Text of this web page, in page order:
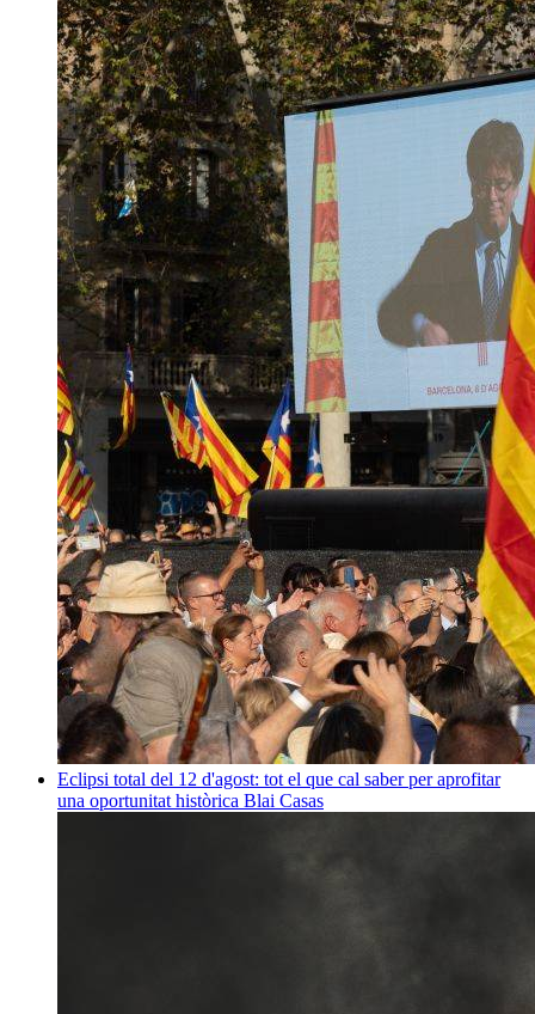
Eclipsi total del 12 d'agost: tot el que cal saber per aprofitar
una oportunitat històrica Blai Casas